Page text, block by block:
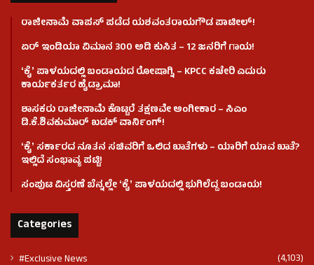
ರಾಜೀನಾಮೆ ವಾಪಸ್ ಪಡೆದ ಯಶವಂತರಾಯಗೌಡ ಪಾಟೀಲ್‌!
ಏರ್ ಇಂಡಿಯಾ ವಿಮಾನ 300 ಅಡಿ ಕುಸಿತ – 12 ಜನರಿಗೆ ಗಾಯ!
ʻಕೈʼ​ ಪಾಳಯದಲ್ಲಿ ಬಂಡಾಯದ ರೋಷಾಗ್ನಿ – KPCC ಕಚೇರಿ ಎದುರು
ಕಾರ್ಯಕರ್ತರ ಹೈಡ್ರಾಮಾ!
ಶಾಸಕರು ರಾಜೀನಾಮೆ ಕೊಟ್ಟರೆ ತಕ್ಷಣವೇ ಅಂಗೀಕಾರ – ಸಿಎಂ
ಡಿ.ಕೆ.ಶಿವಕುಮಾರ್ ಖಡಕ್ ವಾರ್ನಿಂಗ್!
ʻಕೈʼ ಸರ್ಕಾರದ ನೂತನ ಸಚಿವರಿಗೆ ಒಲಿದ ಖಾತೆಗಳು – ಯಾರಿಗೆ ಯಾವ ಖಾತೆ?
ಇಲ್ಲಿದೆ ಸಂಭಾವ್ಯ ಪಟ್ಟಿ!
ಸಂಪುಟ ವಿಸ್ತರಣೆ ಬೆನ್ನಲ್ಲೇ ʻಕೈʼ ಪಾಳಯದಲ್ಲಿ ಭುಗಿಲೆದ್ದ ಬಂಡಾಯ!
Categories
#Exclusive News (4,103)